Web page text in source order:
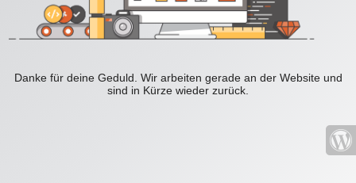
Danke für deine Geduld. Wir arbeiten gerade an der Website und
sind in Kürze wieder zurück.